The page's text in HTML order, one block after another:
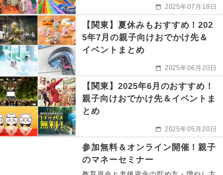
2025年07月18日
【関東】夏休みもおすすめ！202
5年7月の親子向けおでかけ先＆
イベントまとめ
2025年06月20日
【関東】2025年6月のおすすめ！
親子向けおでかけ先＆イベントま
とめ
2025年05月20日
参加無料＆オンライン開催！親子
のマネーセミナー